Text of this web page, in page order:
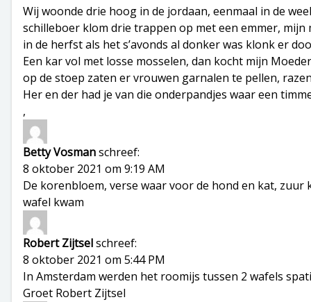
Wij woonde drie hoog in de jordaan, eenmaal in de
schilleboer klom drie trappen op met een emmer, mijn
in de herfst als het s’avonds al donker was klonk er
Een kar vol met losse mosselen, dan kocht mijn
op de stoep zaten er vrouwen garnalen te pellen,
Her en der had je van die onderpandjes waar een
,
Betty Vosmanschreef:
8 oktober 2021 om 9:19 AM
De korenbloem, verse waar voor de hond en kat, zuur
wafel kwam
Robert Zijtselschreef:
8 oktober 2021 om 5:44 PM
In Amsterdam werden het roomijs tussen 2 wafels
Groet Robert Zijtsel